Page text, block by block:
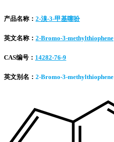
产品名称： 2-溴-3-甲基噻吩
英文名称： 2-Bromo-3-methylthiophene
CAS编号： 14282-76-9
英文别名： 2-Bromo-3-methylthiophene